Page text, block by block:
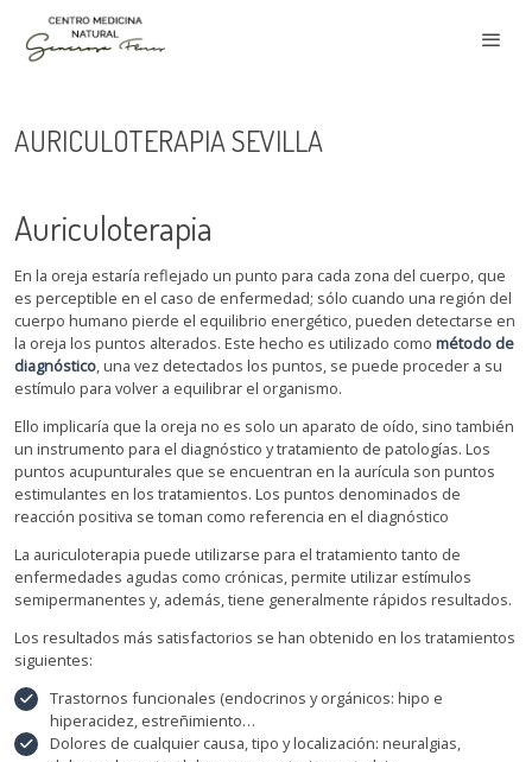
AURICULOTERAPIA SEVILLA
Auriculoterapia
En la oreja estaría reflejado un punto para cada zona del cuerpo, que
es perceptible en el caso de enfermedad; sólo cuando una región del
cuerpo humano pierde el equilibrio energético, pueden detectarse en
la oreja los puntos alterados. Este hecho es utilizado como método de
diagnóstico, una vez detectados los puntos, se puede proceder a su
estímulo para volver a equilibrar el organismo.
Ello implicaría que la oreja no es solo un aparato de oído, sino también
un instrumento para el diagnóstico y tratamiento de patologías. Los
puntos acupunturales que se encuentran en la aurícula son puntos
estimulantes en los tratamientos. Los puntos denominados de
reacción positiva se toman como referencia en el diagnóstico
La auriculoterapia puede utilizarse para el tratamiento tanto de
enfermedades agudas como crónicas, permite utilizar estímulos
semipermanentes y, además, tiene generalmente rápidos resultados.
Los resultados más satisfactorios se han obtenido en los tratamientos
siguientes:
Trastornos funcionales (endocrinos y orgánicos: hipo e
hiperacidez, estreñimiento…
Dolores de cualquier causa, tipo y localización: neuralgias,